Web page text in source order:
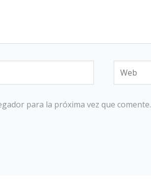
Web
para la próxima vez que comente.